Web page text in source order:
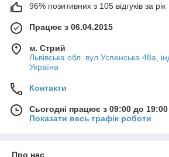
96% позитивних з 105 відгуків за рік
Працює з 06.04.2015
м. Стрий
Львівська обл. вул.Успенська 48а,
Україна
Контакти
Сьогодні працює з 09:00 до 19:00
Показати весь графік роботи
Про нас